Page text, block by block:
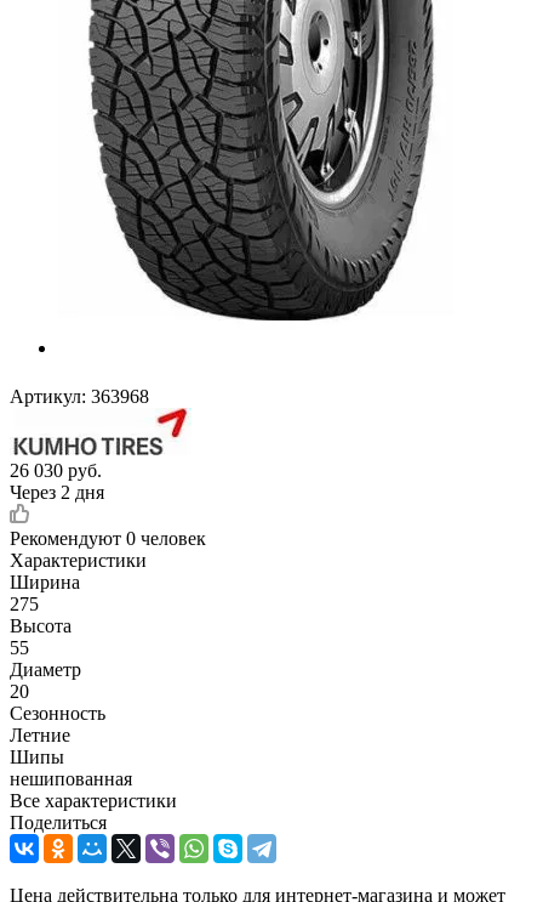
Артикул: 363968
26 030 руб.
Через 2 дня
Рекомендуют 0 человек
Характеристики
Ширина
275
Высота
55
Диаметр
20
Сезонность
Летние
Шипы
нешипованная
Все характеристики
Поделиться
Цена действительна только для интернет-магазина и может